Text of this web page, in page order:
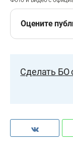
Оцените
Сделать БО